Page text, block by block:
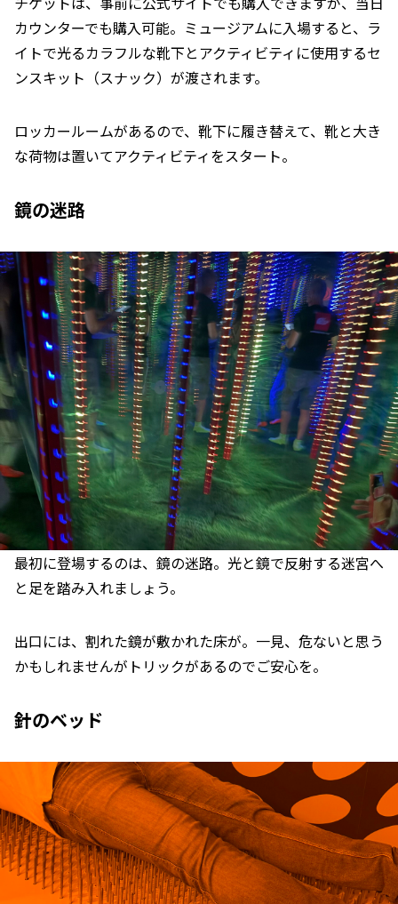
カウンターでも購入可能。ミュージアムに入場すると、ラ
イトで光るカラフルな靴下とアクティビティに使用するセ
ンスキット（スナック）が渡されます。
ロッカールームがあるので、靴下に履き替えて、靴と大き
な荷物は置いてアクティビティをスタート。
鏡の迷路
最初に登場するのは、鏡の迷路。光と鏡で反射する迷宮へ
と足を踏み入れましょう。
出口には、割れた鏡が敷かれた床が。一見、危ないと思う
かもしれませんがトリックがあるのでご安心を。
針のベッド